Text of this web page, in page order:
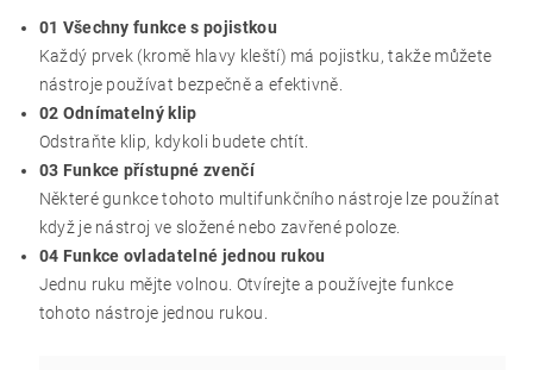
01 Všechny funkce s pojistkou
Každý prvek (kromě hlavy kleští) má pojistku, takže můžete
nástroje používat bezpečně a efektivně.
02 Odnímatelný klip
Odstraňte klip, kdykoli budete chtít.
03 Funkce přístupné zvenčí
Některé gunkce tohoto multifunkčního nástroje lze použínat
když je nástroj ve složené nebo zavřené poloze.
04 Funkce ovladatelné jednou rukou
Jednu ruku mějte volnou. Otvírejte a používejte funkce
tohoto nástroje jednou rukou.